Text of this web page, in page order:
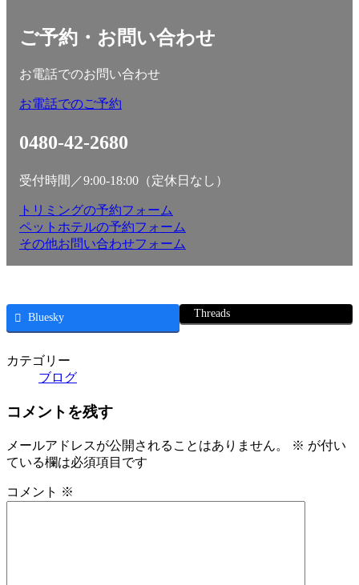
ご予約・お問い合わせ
お電話でのお問い合わせ
お電話でのご予約
0480-42-2680
受付時間／9:00-18:00（定休日なし）
トリミングの予約フォーム
ペットホテルの予約フォーム
その他お問い合わせフォーム
Bluesky Threads
カテゴリー
ブログ
コメントを残す
メールアドレスが公開されることはありません。 ※ が付い
ている欄は必須項目です
コメント ※